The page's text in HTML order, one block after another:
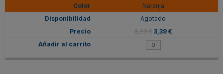
Naranja
Agotado
3,99 € 3,39 €